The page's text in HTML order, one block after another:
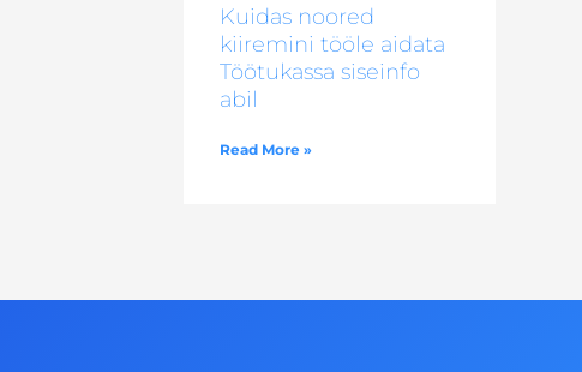
Kuidas noored
kiiremini tööle aidata
Töötukassa siseinfo
abil
Read More »